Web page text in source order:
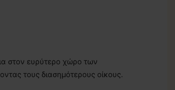
στον ευρύτερο χώρο των
τους διασημότερους οίκους.